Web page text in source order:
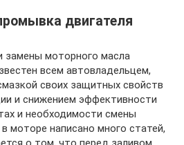
двигателя
моторного масла
всем автовладельцем,
своих защитных свойств
и снижением эффективности
и необходимости смены
моторе написано много статей,